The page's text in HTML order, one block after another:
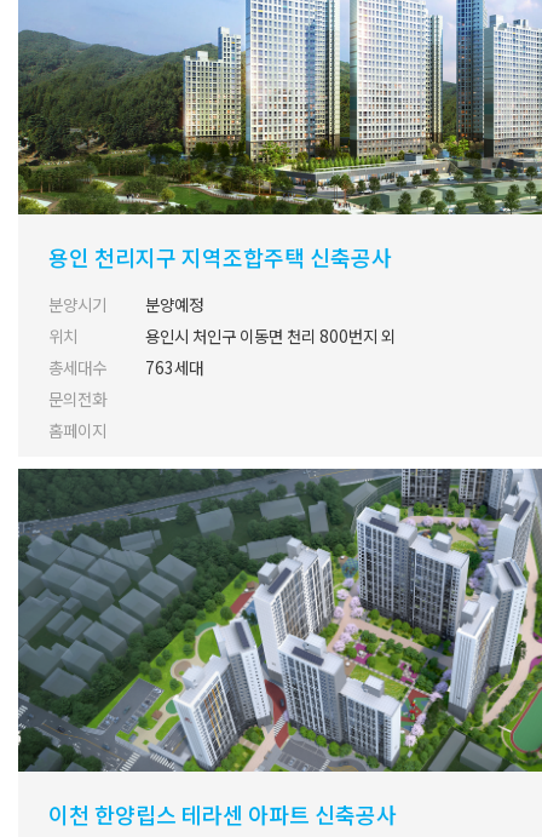
용인 천리지구 지역조합주택 신축공사
분양시기
분양예정
위치
용인시 처인구 이동면 천리 800번지 외
총세대수
763세대
문의전화
홈페이지
이천 한양립스 테라센 아파트 신축공사